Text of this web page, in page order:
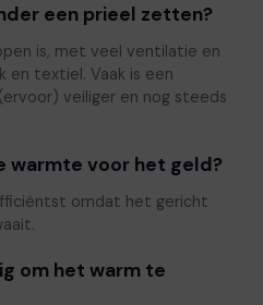
een prieel zetten?
is, met veel ventilatie en
textiel. Vaak is een
veiliger en nog steeds
warmte voor het geld?
omdat het gericht
om het warm te